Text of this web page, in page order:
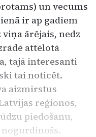
un vecums
ir ap gadiem
ārējais, nedz
attēlotā
tajā interesanti
tai noticēt.
aizmirstus
reģionos,
piedošanu,